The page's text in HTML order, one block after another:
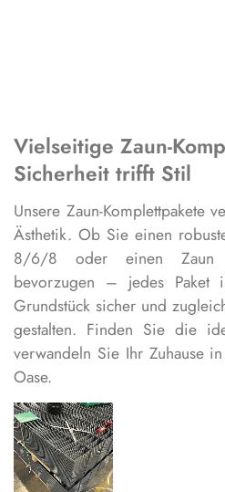
Vielseitige Zaun-
Sicherheit trifft Stil
Unsere Zaun-Komplettpakete
Ästhetik. Ob Sie einen
8/6/8 oder einen Zaun
bevorzugen – jedes Paket
Grundstück sicher und
gestalten. Finden Sie die
verwandeln Sie Ihr Zuhause
Oase.